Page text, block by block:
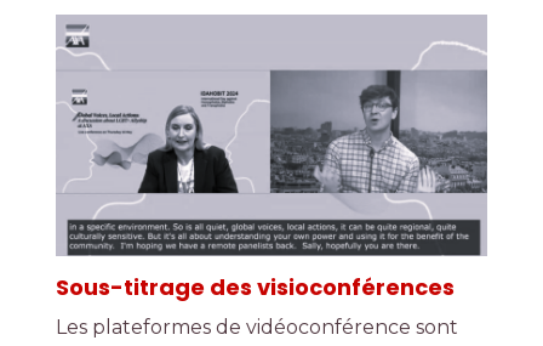
Sous-titrage des visioconférences
Les plateformes de vidéoconférence sont